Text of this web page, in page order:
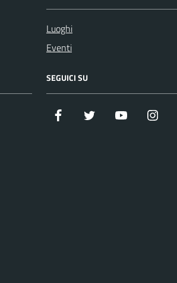
Luoghi
Eventi
SEGUICI SU
Facebook Twitter Youtube